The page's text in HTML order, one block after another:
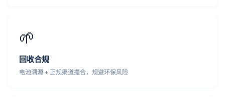
🌱
回收合规
电池溯源 + 正规渠道撮合，规避环保风险